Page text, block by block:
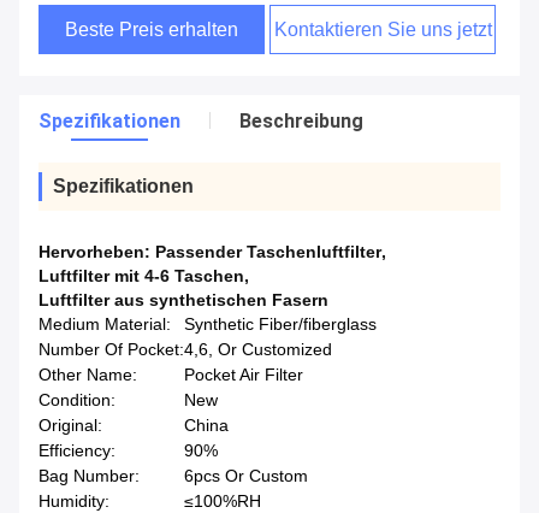
Beste Preis erhalten Kontaktieren Sie uns jetzt
Spezifikationen Beschreibung
Spezifikationen
Hervorheben: Passender Taschenluftfilter,
Luftfilter mit 4-6 Taschen,
Luftfilter aus synthetischen Fasern
Medium Material:
Synthetic Fiber/fiberglass
Number Of Pocket:4,6, Or Customized
Other Name:
Pocket Air Filter
Condition:
New
Original:
China
Efficiency:
90%
Bag Number:
6pcs Or Custom
Humidity:
≤100%RH